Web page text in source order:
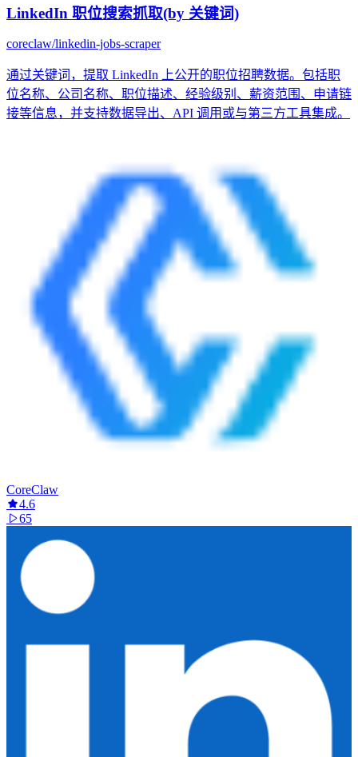
LinkedIn 职位搜索抓取(by 关键词)
coreclaw/linkedin-jobs-scraper
通过关键词，提取 LinkedIn 上公开的职位招聘数据。包括职
位名称、公司名称、职位描述、经验级别、薪资范围、申请链
接等信息，并支持数据导出、API 调用或与第三方工具集成。
CoreClaw
4.6
65